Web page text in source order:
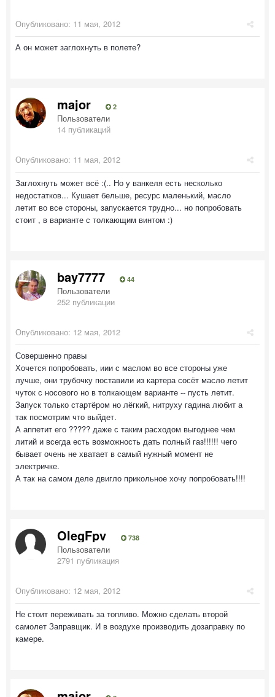
Опубликовано: 11 мая, 2012
А он может заглохнуть в полете?
major 2
Пользователи
14 публикаций
Опубликовано: 11 мая, 2012
Заглохнуть может всё :(.. Но у ванкеля есть несколько
недостатков... Кушает бельше, ресурс маленький, масло
летит во все стороны, запускается трудно... но попробовать
стоит , в варианте с толкающим винтом :)
bay7777 44
Пользователи
252 публикации
Опубликовано: 12 мая, 2012
Совершенно правы
Хочется попробовать, иии с маслом во все стороны уже
лучше, они трубочку поставили из картера сосёт масло летит
чуток с носового но в толкающем варианте -- пусть летит.
Запуск только стартёром но лёгкий, нитруху гадина любит а
так посмотрим что выйдет.
А аппетит его ????? даже с таким расходом выгоднее чем
литий и всегда есть возможность дать полный газ!!!!!! чего
бывает очень не хватает в самый нужный момент не
электричке.
А так на самом деле двигло прикольное хочу попробовать!!!!
OlegFpv 738
Пользователи
2791 публикация
Опубликовано: 12 мая, 2012
Не стоит переживать за топливо. Можно сделать второй
самолет Заправщик. И в воздухе производить дозаправку по
камере.